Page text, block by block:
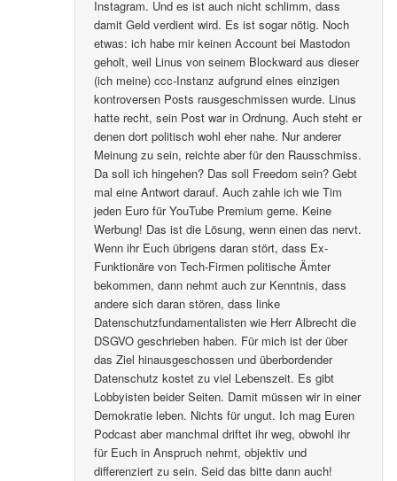
Instagram. Und es ist auch nicht schlimm, dass
damit Geld verdient wird. Es ist sogar nötig. Noch
etwas: ich habe mir keinen Account bei Mastodon
geholt, weil Linus von seinem Blockward aus dieser
(ich meine) ccc-Instanz aufgrund eines einzigen
kontroversen Posts rausgeschmissen wurde. Linus
hatte recht, sein Post war in Ordnung. Auch steht er
denen dort politisch wohl eher nahe. Nur anderer
Meinung zu sein, reichte aber für den Rausschmiss.
Da soll ich hingehen? Das soll Freedom sein? Gebt
mal eine Antwort darauf. Auch zahle ich wie Tim
jeden Euro für YouTube Premium gerne. Keine
Werbung! Das ist die Lösung, wenn einen das nervt.
Wenn ihr Euch übrigens daran stört, dass Ex-
Funktionäre von Tech-Firmen politische Ämter
bekommen, dann nehmt auch zur Kenntnis, dass
andere sich daran stören, dass linke
Datenschutzfundamentalisten wie Herr Albrecht die
DSGVO geschrieben haben. Für mich ist der über
das Ziel hinausgeschossen und überbordender
Datenschutz kostet zu viel Lebenszeit. Es gibt
Lobbyisten beider Seiten. Damit müssen wir in einer
Demokratie leben. Nichts für ungut. Ich mag Euren
Podcast aber manchmal driftet ihr weg, obwohl ihr
für Euch in Anspruch nehmt, objektiv und
differenziert zu sein. Seid das bitte dann auch!